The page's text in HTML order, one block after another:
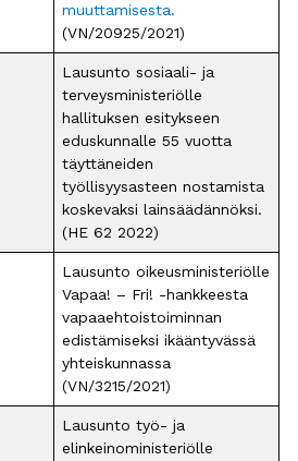
muuttamisesta.
(VN/20925/2021)
Lausunto sosiaali- ja
terveysministeriölle
hallituksen esitykseen
eduskunnalle 55 vuotta
täyttäneiden
työllisyysasteen nostamista
koskevaksi lainsäädännöksi.
(HE 62 2022)
Lausunto oikeusministeriölle
Vapaa! – Fri! -hankkeesta
vapaaehtoistoiminnan
edistämiseksi ikääntyvässä
yhteiskunnassa
(VN/3215/2021)
Lausunto työ- ja
elinkeinoministeriölle